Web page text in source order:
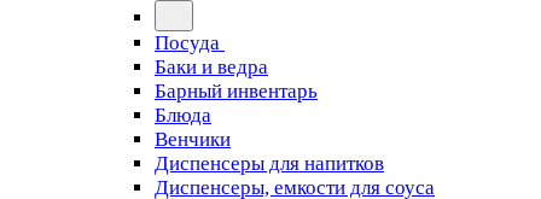
Посуда
Баки и ведра
Барный инвентарь
Блюда
Венчики
Диспенсеры для напитков
Диспенсеры, емкости для соуса